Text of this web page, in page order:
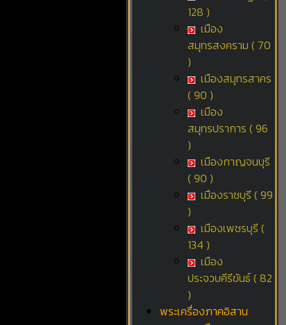
128 )
เมือง
สมุทรสงคราม ( 70
)
เมืองสมุทรสาคร
( 90 )
เมือง
สมุทรปราการ ( 96
)
เมืองกาญจนบุรี
( 90 )
เมืองราชบุรี ( 99
)
เมืองเพชรบุรี (
134 )
เมือง
ประจวบคีรีขันธ์ ( 82
)
พระเครื่องภาคอิสาน